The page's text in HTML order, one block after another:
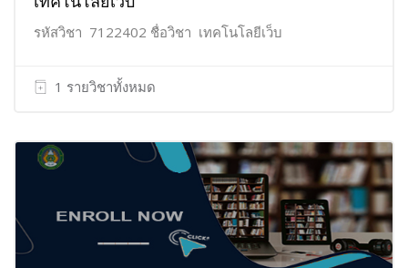
รหัสวิชา 7122402 ชื่อวิชา เทคโนโลยีเว็บ
1 รายวิชาทั้งหมด